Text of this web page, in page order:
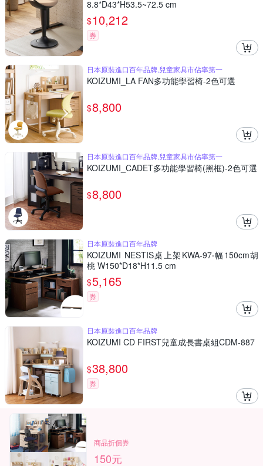
8.8*D43*H53.5~72.5 cm
$10,212
券
日本原裝進口百年品牌,兒童家具市佔率第一
KOIZUMI_LA FAN多功能學習椅-2色可選
$8,800
日本原裝進口百年品牌,兒童家具市佔率第一
KOIZUMI_CADET多功能學習椅(黑框)-2色可選
$8,800
日本原裝進口百年品牌
KOIZUMI NESTIS桌上架KWA-97‧幅150cm胡
桃 W150*D18*H11.5 cm
$5,165
券
日本原裝進口百年品牌
KOIZUMI CD FIRST兒童成長書桌組CDM-887
$38,800
券
商品折價券
150元